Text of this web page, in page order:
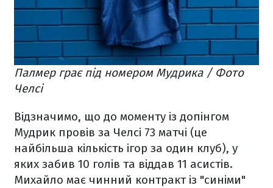
Палмер грає під номером Мудрика / Фото
Челсі
Відзначимо, що до моменту із допінгом
Мудрик провів за Челсі 73 матчі (це
найбільша кількість ігор за один клуб), у
яких забив 10 голів та віддав 11 асистів.
Михайло має чинний контракт із "синіми"